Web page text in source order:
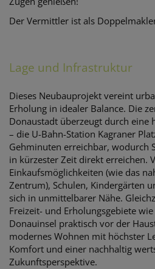
Der Vermittler ist als
Lage und Infrastruktur
Dieses Neubauprojekt vereint
Erholung in idealer Balance. Die
Donaustadt überzeugt durch eine
– die U-Bahn-Station Kagraner
Gehminuten erreichbar, wodurch
in kürzester Zeit direkt erreichen.
Einkaufsmöglichkeiten (wie das
Zentrum), Schulen, Kindergärten
sich in unmittelbarer Nähe.
Freizeit- und Erholungsgebiete
Donauinsel praktisch vor der
modernes Wohnen mit höchster
Komfort und einer nachhaltig
Zukunftsperspektive.